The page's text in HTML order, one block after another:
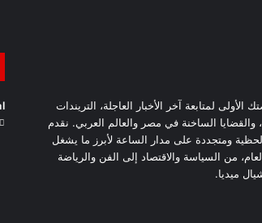
الأولى لمتابعة آخر الأخبار العاجلة، التريندات
والقضايا الساخنة في مصر والعالم العربي. نقدم
ومتجددة على مدار الساعة لأبرز ما يشغل
من السياسة والاقتصاد إلى الفن والرياضة
ميديا.